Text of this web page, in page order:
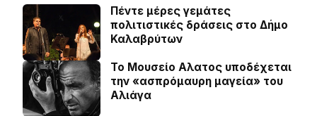
Πέντε μέρες γεμάτες
πολιτιστικές δράσεις στο Δήμο
Καλαβρύτων
Το Μουσείο Αλατος υποδέχεται
την «ασπρόμαυρη μαγεία» του
Αλιάγα